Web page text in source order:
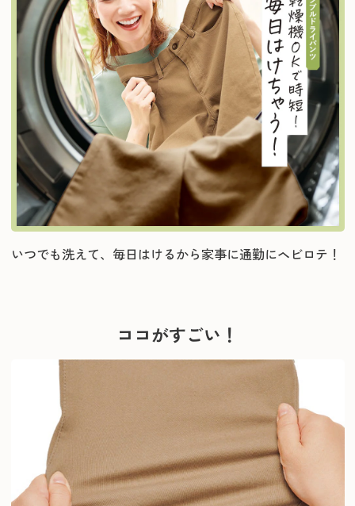
いつでも洗えて、毎日はけるから家事に通勤にヘビロテ！
ココがすごい！